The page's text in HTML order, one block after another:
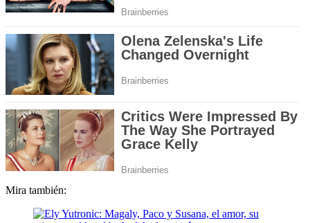
Mira también: